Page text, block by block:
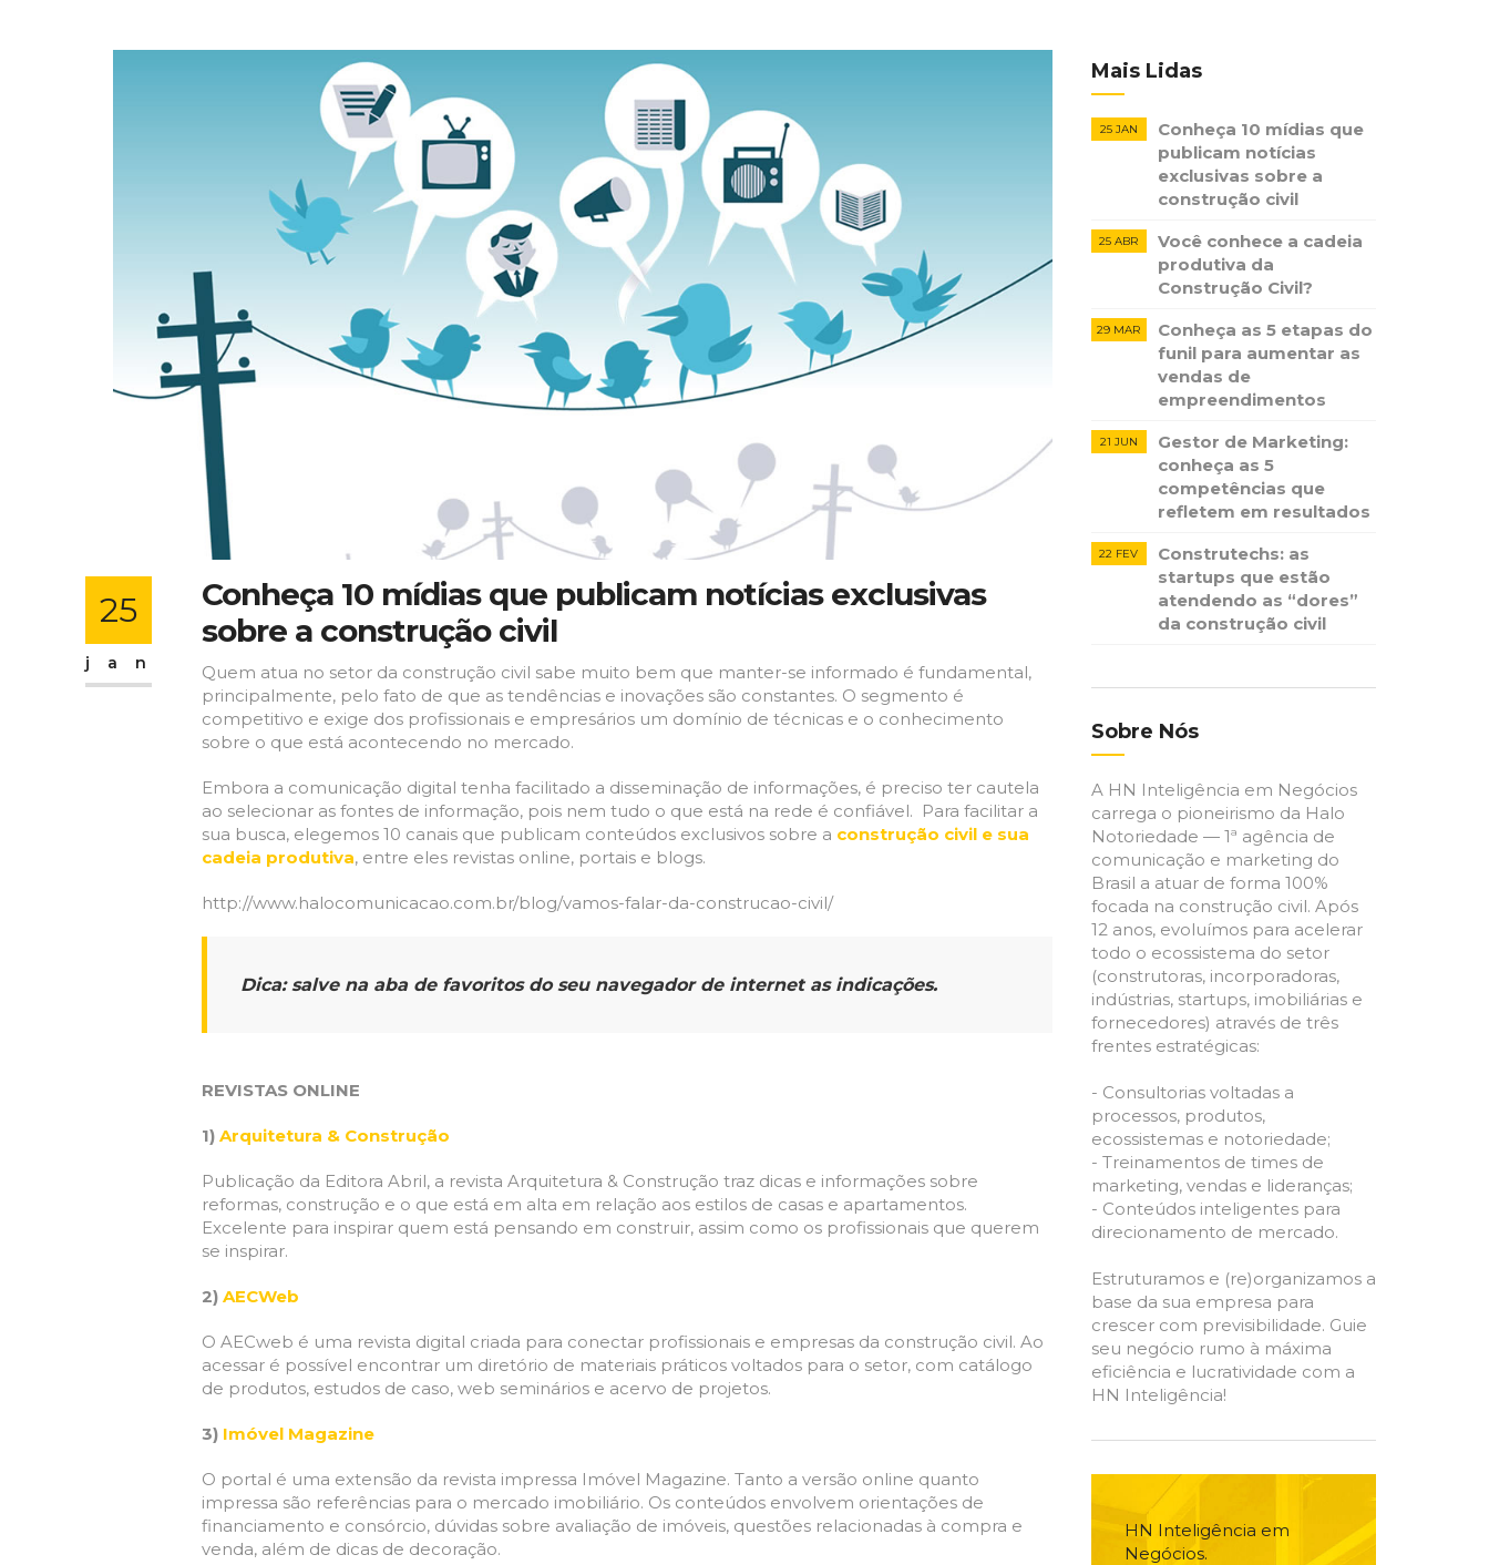
25
jan
Conheça 10 mídias que publicam notícias ​exclusivas
sobre​ ​a construção​ ​civil
Quem atua no setor da construção civil sabe muito bem que manter-se informado é fundamental,
principalmente, pelo fato de que as tendências e inovações são constantes. O segmento é
competitivo e exige dos profissionais e empresários um domínio de técnicas e o conhecimento
sobre o que está acontecendo no mercado.
Embora a comunicação digital tenha facilitado a disseminação de informações, é preciso ter cautela
ao selecionar as fontes de informação, pois nem tudo o que está na rede é confiável. Para facilitar a
sua busca, elegemos 10 canais que publicam ​conteúdos​ ​exclusivos​ ​sobre​ ​a​ ​construção civil​ e sua
cadeia produtiva, entre eles revistas online,​ ​portais e​ ​blogs.
http://www.halocomunicacao.com.br/blog/vamos-falar-da-construcao-civil/
Dica: salve na aba de favoritos do seu navegador de internet as indicações.
REVISTAS ONLINE
1) Arquitetura & Construção
Publicação da Editora Abril, a revista Arquitetura & Construção traz dicas e informações sobre
reformas, construção e o que está em alta em relação aos estilos de casas e apartamentos.
Excelente para inspirar quem está pensando em construir, assim como os profissionais que querem
se inspirar.
2) AECWeb
O AECweb é uma revista digital criada para conectar profissionais e empresas da construção civil. Ao
acessar é possível encontrar um diretório de materiais práticos voltados para o setor, com catálogo
de produtos, estudos de caso, web seminários e acervo de projetos.
3) Imóvel Magazine
O portal é uma extensão da revista impressa Imóvel Magazine. Tanto a versão online quanto
impressa são referências para o mercado imobiliário. Os conteúdos envolvem orientações de
financiamento e consórcio, dúvidas sobre avaliação de imóveis, questões relacionadas à compra e
venda, além de dicas de decoração.
Mais Lidas
25 JAN
Conheça 10 mídias que
publicam notícias ​
exclusivas sobre​ ​a
construção​ ​civil
25 ABR
Você conhece a cadeia
produtiva da
Construção Civil?
29 MAR
Conheça as 5 etapas do
funil para aumentar as
vendas de
empreendimentos
21 JUN
Gestor de Marketing:
conheça as 5
competências que
refletem em resultados
22 FEV
Construtechs: as
startups que estão
atendendo as “dores”
da construção civil
Sobre Nós
A HN Inteligência em Negócios
carrega o pioneirismo da Halo
Notoriedade — 1ª agência de
comunicação e marketing do
Brasil a atuar de forma 100%
focada na construção civil. Após
12 anos, evoluímos para acelerar
todo o ecossistema do setor
(construtoras, incorporadoras,
indústrias, startups, imobiliárias e
fornecedores) através de três
frentes estratégicas:
- Consultorias voltadas a
processos, produtos,
ecossistemas e notoriedade;
- Treinamentos de times de
marketing, vendas e lideranças;
- Conteúdos inteligentes para
direcionamento de mercado.
Estruturamos e (re)organizamos a
base da sua empresa para
crescer com previsibilidade. Guie
seu negócio rumo à máxima
eficiência e lucratividade com a
HN Inteligência!
HN Inteligência em
Negócios.